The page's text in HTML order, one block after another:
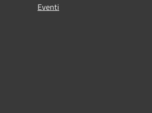
Eventi